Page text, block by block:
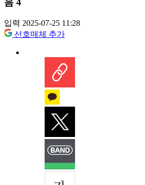
음 4
입력 2025-07-25 11:28
선호매체 추가